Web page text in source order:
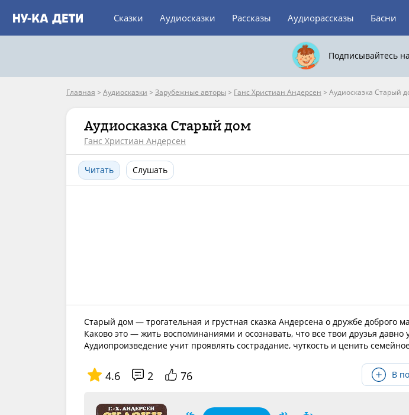
Сказки Аудиосказки Рассказы Аудиорассказы Басни
Подписывайтесь
Главная > Аудиосказки > Зарубежные авторы > Ганс Христиан Андерсен > Аудиосказка Старый
Аудиосказка Старый дом
Ганс Христиан Андерсен
Читать Слушать
Старый дом — трогательная и грустная сказка Андерсена о дружбе доброго
Каково это — жить воспоминаниями и осознавать, что все твои друзья
Аудиопроизведение учит проявлять сострадание, чуткость и ценить
4.6 2 76 В